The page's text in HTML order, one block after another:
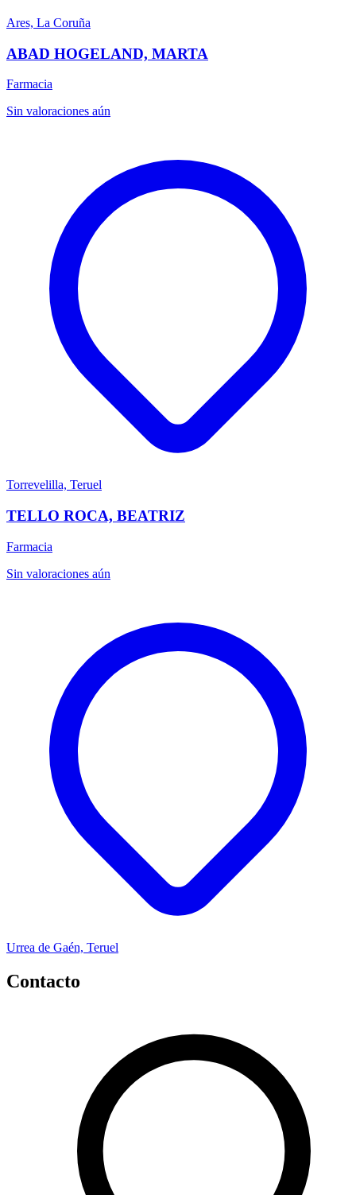
Ares, La Coruña
ABAD HOGELAND, MARTA
Farmacia
Sin valoraciones aún
Torrevelilla, Teruel
TELLO ROCA, BEATRIZ
Farmacia
Sin valoraciones aún
Urrea de Gaén, Teruel
Contacto